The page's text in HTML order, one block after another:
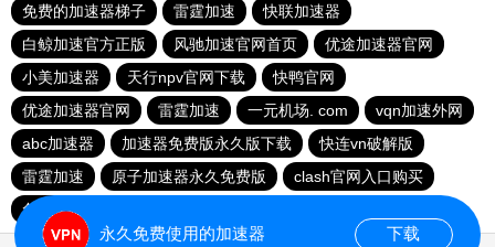
免费的加速器梯子
雷霆加速
快联加速器
白鲸加速官方正版
风驰加速官网首页
优途加速器官网
小美加速器
天行npv官网下载
快鸭官网
优途加速器官网
雷霆加速 一元机场. com
vqn加速外网
abc加速器
加速器免费版永久版下载
快连vn破解版
雷霆加速
原子加速器永久免费版
clash官网入口购买
免费的加速器推荐
永久免费使用的加速器 下载